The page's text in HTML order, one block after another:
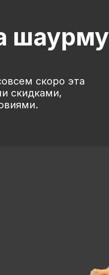
шаурму
скоро эта
скидками,